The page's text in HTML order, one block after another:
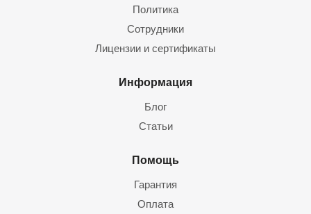
Политика
Сотрудники
Лицензии и сертификаты
Информация
Блог
Статьи
Помощь
Гарантия
Оплата